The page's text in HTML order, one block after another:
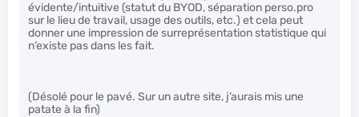
évidente/intuitive (statut du BYOD, séparation perso.pro
sur le lieu de travail, usage des outils, etc.) et cela peut
donner une impression de surreprésentation statistique qui
n’existe pas dans les fait.
(Désolé pour le pavé. Sur un autre site, j’aurais mis une
patate à la fin)